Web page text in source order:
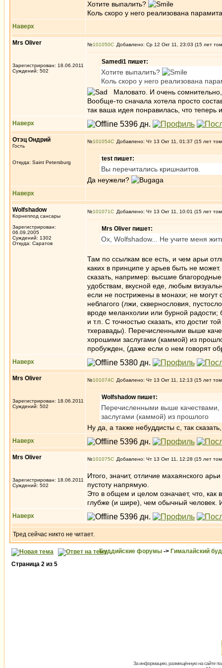
Хотите выпалить?
Коль скоро у него реализована
Наверх
Mrs Oliver
Зарегистрирован: 18.06.2011
Суждений: 502
№101050 Добавлено: Ср 12 Окт 11, 23:03 (15 лет
Samedi1 пишет:
Хотите выпалить?
Коль скоро у него реализована
Маловато. И очень
Вообще-то сначала хотела просто
так ваша идея понравилась, что теперь
Наверх
Отэц Ондрий
Гость
Откуда: Saint Petersburg
№101054 Добавлено: Чт 13 Окт 11, 01:37 (15 лет
test пишет:
Вы перечитались кришнаитов.
Да неужели?
Наверх
Wolfshadow
Корнеплод сансары
Зарегистрирован:
06.09.2005
Суждений: 1302
Откуда: Саратов
№101071 Добавлено: Чт 13 Окт 11, 10:01 (15 лет
Mrs Oliver пишет:
Ох, Wolfshadow... Не учите меня
Там по ссылкам все есть, и чем арьи
каких в принципе у арьев быть не
сказать, например: высшие
удобствам, вкусной еде, любым
если не пострижены в монахи; не могут
неблагого (лжи, сквернословия,
вроде меланхолии или бурной радости;
и т.п. С точностью сказать, кто достиг
тхеравады). Перечисленными выше
хорошими заслугами (каммой) из
пробужден, (даже если о нем говорят
Наверх
Mrs Oliver
Зарегистрирован: 18.06.2011
Суждений: 502
№101074 Добавлено: Чт 13 Окт 11, 12:13 (15 лет
Wolfshadow пишет:
Перечисленными выше качествами,
заслугами (каммой) из прошлого
Ну да, а также небуддисты с, так
Наверх
Mrs Oliver
Зарегистрирован: 18.06.2011
Суждений: 502
№101075 Добавлено: Чт 13 Окт 11, 12:28 (15 лет
Итого, значит, отличие махаянского
пустоту напрямую.
Это в общем и целом означает, что, как
глубже (и шире), чем обычный человек.
Наверх
Тред сейчас никто не читает.
Буддийские форумы -> Гималайский
Страница 2 из 5
За информацию, размещённую на сайте